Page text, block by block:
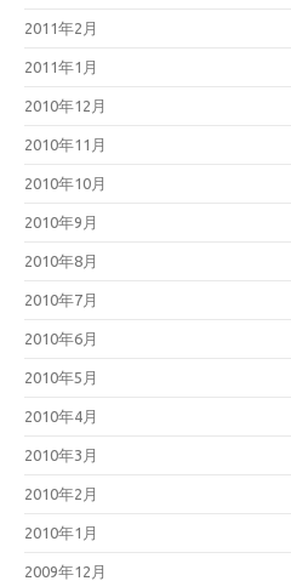
2011年2月
2011年1月
2010年12月
2010年11月
2010年10月
2010年9月
2010年8月
2010年7月
2010年6月
2010年5月
2010年4月
2010年3月
2010年2月
2010年1月
2009年12月